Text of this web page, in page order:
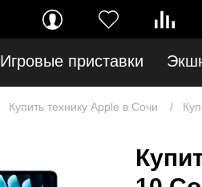
Игровые приставки
Купить технику Apple в Сочи